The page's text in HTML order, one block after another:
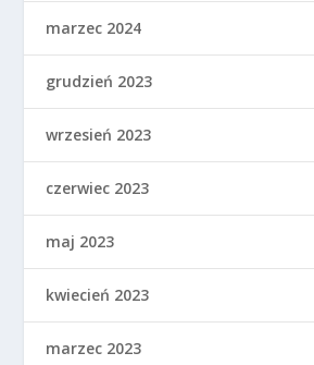
marzec 2024
grudzień 2023
wrzesień 2023
czerwiec 2023
maj 2023
kwiecień 2023
marzec 2023